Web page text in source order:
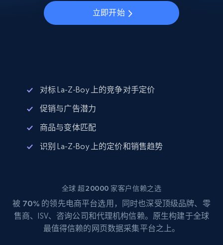
立即开始
对标 La-Z-Boy 上的竞争对手定价
促销与广告潜力
商品与变体匹配
识别 La-Z-Boy 上的定价和销售趋势
全球 超20000 家客户信赖之选
被 70% 的领先电商平台选用，同时也深受顶级品牌、零
售商、ISV、咨询公司和代理机构信赖。原生构建于全球
最值得信赖的网页数据采集平台之上。